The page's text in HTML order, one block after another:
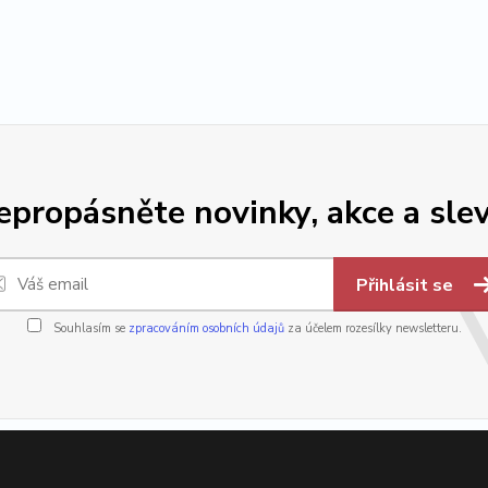
novinky, akce a
Přihlásit se
Souhlasím se zpracováním osobních údajůza účelem rozesílky newsletteru.